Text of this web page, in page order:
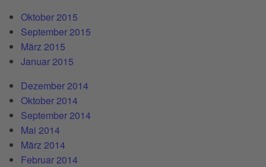
Oktober 2015
September 2015
März 2015
Januar 2015
Dezember 2014
Oktober 2014
September 2014
Mai 2014
März 2014
Februar 2014